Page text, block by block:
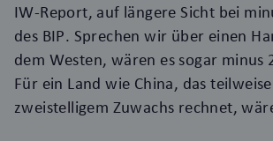
IW-Report, auf längere Sicht bei
des BIP. Sprechen wir über einen
dem Westen, wären es sogar minus
Für ein Land wie China, das
zweistelligem Zuwachs rechnet,